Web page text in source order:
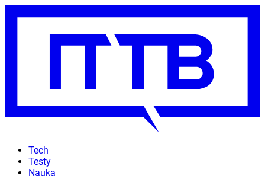
Tech
Testy
Nauka